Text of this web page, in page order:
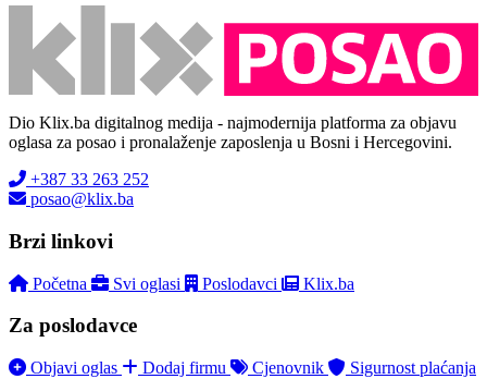
Dio Klix.ba digitalnog medija - najmodernija platforma za objavu
oglasa za posao i pronalaženje zaposlenja u Bosni i Hercegovini.
+387 33 263 252
posao@klix.ba
Brzi linkovi
Početna Svi oglasi Poslodavci Klix.ba
Za poslodavce
Objavi oglas Dodaj firmu Cjenovnik Sigurnost plaćanja